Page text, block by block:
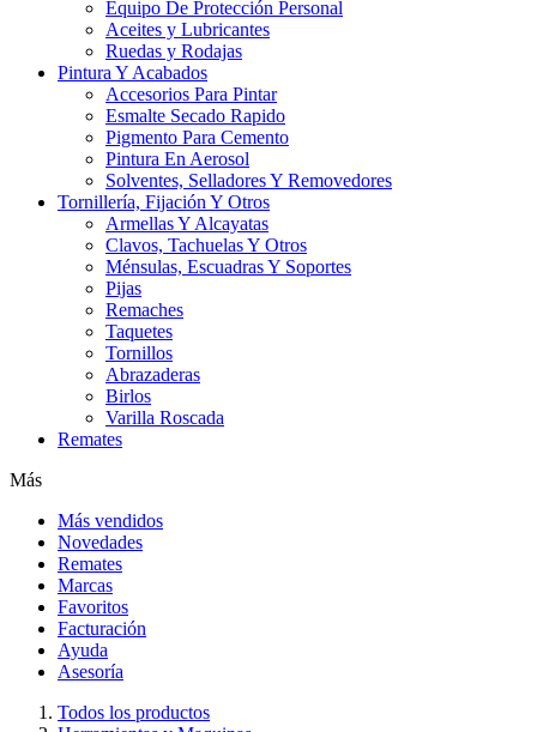
Equipo De Protección Personal
Aceites y Lubricantes
Ruedas y Rodajas
Pintura Y Acabados
Accesorios Para Pintar
Esmalte Secado Rapido
Pigmento Para Cemento
Pintura En Aerosol
Solventes, Selladores Y Removedores
Tornillería, Fijación Y Otros
Armellas Y Alcayatas
Clavos, Tachuelas Y Otros
Ménsulas, Escuadras Y Soportes
Pijas
Remaches
Taquetes
Tornillos
Abrazaderas
Birlos
Varilla Roscada
Remates
Más
Más vendidos
Novedades
Remates
Marcas
Favoritos
Facturación
Ayuda
Asesoría
Todos los productos